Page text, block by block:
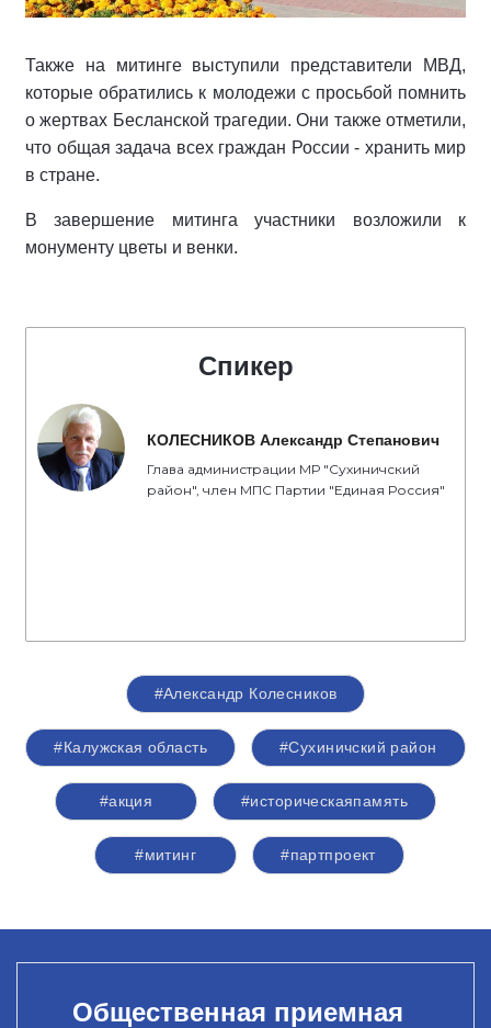
Также на митинге выступили представители МВД,
которые обратились к молодежи с просьбой помнить
о жертвах Бесланской трагедии. Они также отметили,
что общая задача всех граждан России - хранить мир
в стране.
В завершение митинга участники возложили к
монументу цветы и венки.
Спикер
КОЛЕСНИКОВ Александр Степанович
Глава администрации МР "Сухиничский
район", член МПС Партии "Единая Россия"
#Александр Колесников
#Калужская область #Сухиничский район
#акция #историческаяпамять
#митинг #партпроект
Общественная приемная